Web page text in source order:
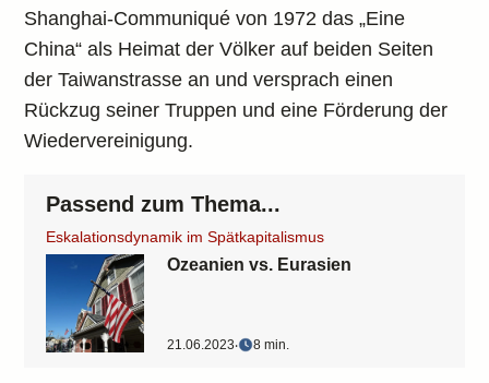
Shanghai-Communiqué von 1972 das „Eine
China“ als Heimat der Völker auf beiden Seiten
der Taiwanstrasse an und versprach einen
Rückzug seiner Truppen und eine Förderung der
Wiedervereinigung.
Passend zum Thema...
Eskalationsdynamik im Spätkapitalismus
Ozeanien vs. Eurasien
21.06.2023‧ 8 min.